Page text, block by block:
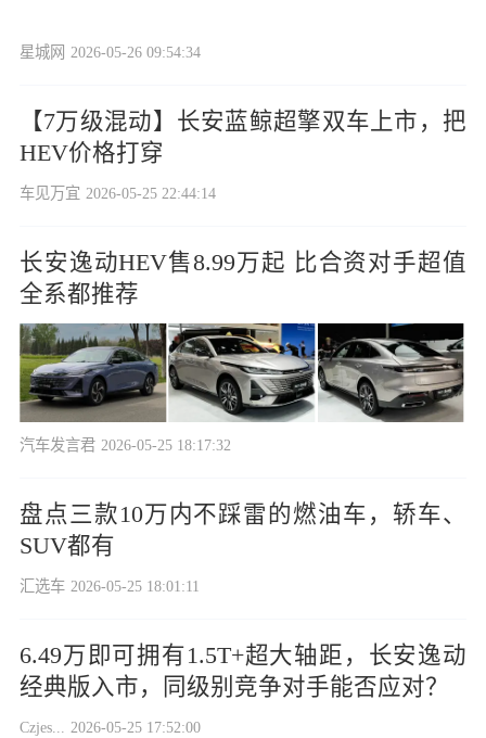
星城网 2026-05-26 09:54:34
【7万级混动】长安蓝鲸超擎双车上市，把
HEV价格打穿
车见万宜 2026-05-25 22:44:14
长安逸动HEV售8.99万起 比合资对手超值
全系都推荐
汽车发言君 2026-05-25 18:17:32
盘点三款10万内不踩雷的燃油车，轿车、
SUV都有
汇选车 2026-05-25 18:01:11
6.49万即可拥有1.5T+超大轴距，长安逸动
经典版入市，同级别竞争对手能否应对？
Czjes... 2026-05-25 17:52:00